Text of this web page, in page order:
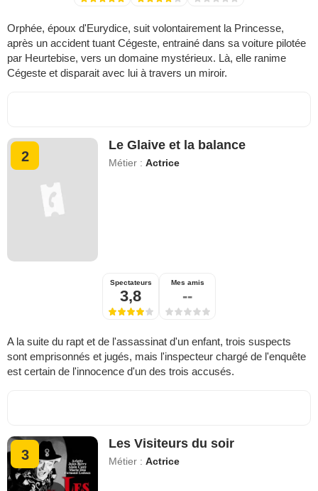
Orphée, époux d'Eurydice, suit volontairement la Princesse,
après un accident tuant Cégeste, entrainé dans sa voiture pilotée
par Heurtebise, vers un domaine mystérieux. Là, elle ranime
Cégeste et disparait avec lui à travers un miroir.
2
Le Glaive et la balance
Métier :Actrice
Spectateurs
3,8
Mes amis
--
A la suite du rapt et de l'assassinat d'un enfant, trois suspects
sont emprisonnés et jugés, mais l'inspecteur chargé de l'enquête
est certain de l'innocence d'un des trois accusés.
3
Les Visiteurs du soir
Métier :Actrice